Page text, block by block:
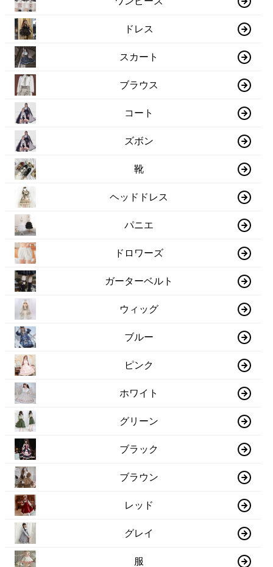
ドレス
スカート
ブラウス
コート
ズボン
靴
ヘッドドレス
パニエ
ドロワーズ
ガーターベルト
ウィッグ
ブルー
ピンク
ホワイト
グリーン
ブラック
ブラウン
レッド
グレイ
服